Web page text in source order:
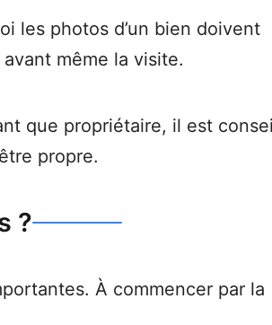
les photos d’un bien doivent
même la visite.
que propriétaire, il est
propre.
?
À commencer par la